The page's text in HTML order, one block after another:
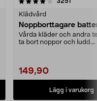
Klädvård
Noppborttagare
Vårda kläder och andra
ta bort noppor och ludd.
149,90
Lägg i varukorg